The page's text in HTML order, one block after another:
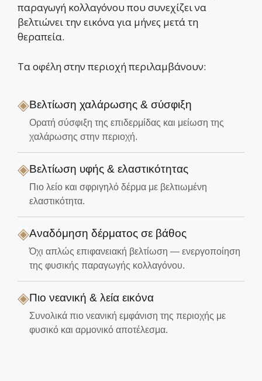
παραγωγή κολλαγόνου που συνεχίζει να
βελτιώνει την εικόνα για μήνες μετά τη
θεραπεία.
Τα οφέλη στην περιοχή περιλαμβάνουν:
◈Βελτίωση χαλάρωσης & σύσφιξη
Ορατή σύσφιξη της επιδερμίδας και μείωση της
χαλάρωσης στην περιοχή.
◈Βελτίωση υφής & ελαστικότητας
Πιο λείο και σφριγηλό δέρμα με βελτιωμένη
ελαστικότητα.
◈Αναδόμηση δέρματος σε βάθος
Όχι απλώς επιφανειακή βελτίωση — ενεργοποίηση
της φυσικής παραγωγής κολλαγόνου.
◈Πιο νεανική & λεία εικόνα
Συνολικά πιο νεανική εμφάνιση της περιοχής με
φυσικό και αρμονικό αποτέλεσμα.